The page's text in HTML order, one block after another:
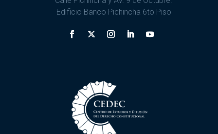
Edificio Banco Pichincha 6to Piso